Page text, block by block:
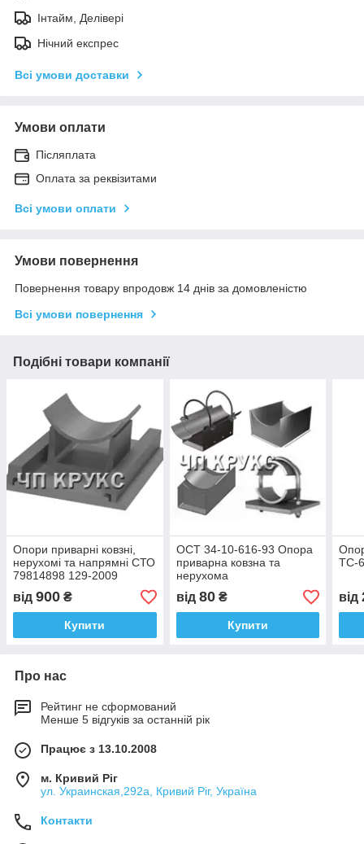
Інтайм, Делівері
Нічний експрес
Всі умови доставки
Умови оплати
Післяплата
Оплата за реквізитами
Всі умови оплати
Умови повернення
Повернення товару впродовж 14 днів за домовленістю
Всі умови повернення
Подібні товари компанії
Опори приварні ковзні,
нерухомі та напрямні СТО
79814898 129-2009
від 900 ₴
Купити
ОСТ 34-10-616-93 Опора
приварна ковзна та
нерухома
від 80₴
Купити
ТС-
від
Про нас
Рейтинг не сформований
Менше 5 відгуків за останній рік
Працює з 13.10.2008
м. Кривий Ріг
ул. Украинская,292а, Кривий Ріг, Україна
Контакти